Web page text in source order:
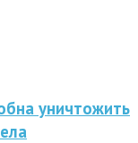
уничтожить